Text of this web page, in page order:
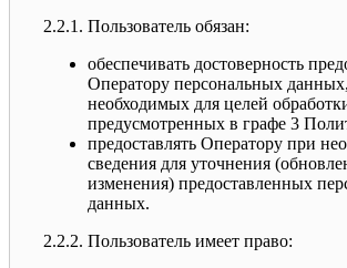
2.2.1. Пользователь обязан:
обеспечивать достоверность
Оператору персональных данных,
необходимых для целей
предусмотренных в графе 3
предоставлять Оператору при
сведения для уточнения
изменения) предоставленных
данных.
2.2.2. Пользователь имеет право: